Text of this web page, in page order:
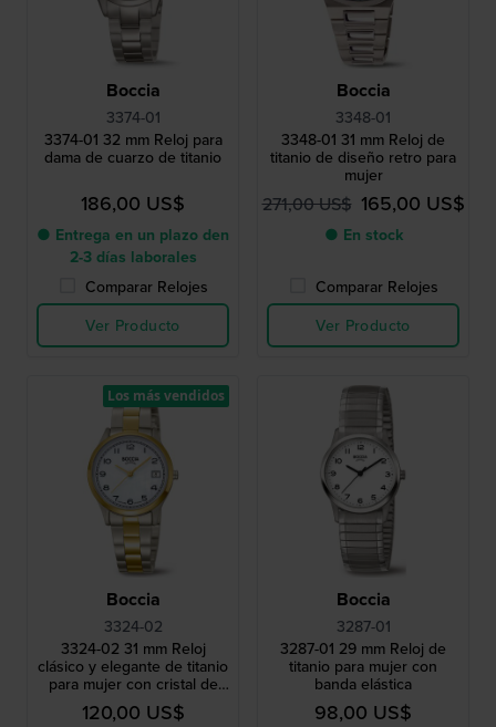
Boccia
3374-01
3374-01 32 mm Reloj para
dama de cuarzo de titanio
186,00 US$
● Entrega en un plazo den
2-3 días laborales
Comparar Relojes
Ver Producto
Boccia
3348-01
3348-01 31 mm Reloj de
titanio de diseño retro para
mujer
271,00 US$ 165,00 US$
● En stock
Comparar Relojes
Ver Producto
Boccia
3324-02
3324-02 31 mm Reloj
clásico y elegante de titanio
para mujer con cristal de
zafiro
120,00 US$
Los más vendidos
Boccia
3287-01
3287-01 29 mm Reloj de
titanio para mujer con
banda elástica
98,00 US$